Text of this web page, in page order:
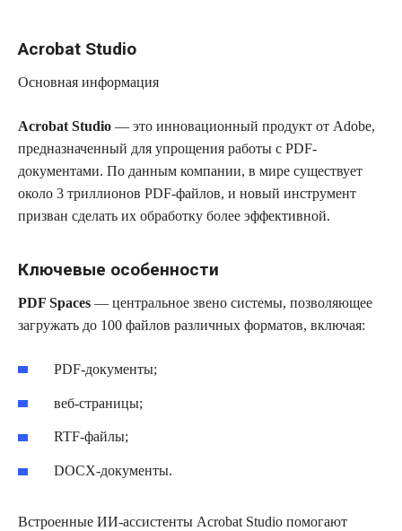
Acrobat Studio
Основная информация
Acrobat Studio — это инновационный продукт от Adobe,
предназначенный для упрощения работы с PDF-
документами. По данным компании, в мире существует
около 3 триллионов PDF-файлов, и новый инструмент
призван сделать их обработку более эффективной.
Ключевые особенности
PDF Spaces — центральное звено системы, позволяющее
загружать до 100 файлов различных форматов, включая:
PDF-документы;
веб-страницы;
RTF-файлы;
DOCX-документы.
Встроенные ИИ-ассистенты Acrobat Studio помогают